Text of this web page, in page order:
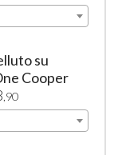
su
Cooper
,90